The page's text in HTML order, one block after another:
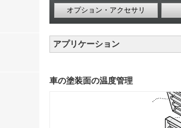
オプション・アクセサリ
アプリケーション
車の塗装面の温度管理